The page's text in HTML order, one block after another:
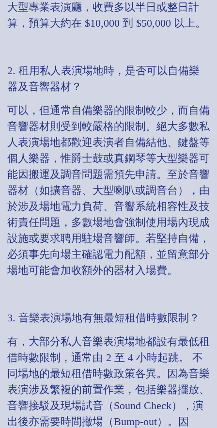
大型專業表演廳，收費多以半日或整日計
算，預算大約在 $10,000 到 $50,000 以上。
2. 租用私人表演場地時，是否可以自備樂
器及音響器材？
可以，但通常自備樂器的限制較少，而自備
音響器材則受到較嚴格的限制。絕大多數私
人表演場地都歡迎表演者自備結他、鍵盤等
個人樂器，惟爵士鼓或真鋼琴等大型樂器可
能因搬運及調音問題需預先申請。至於音響
器材（如擴音器、大型喇叭或調音台），由
於涉及場地電力負荷、音響系統相容性及技
術責任問題，多數場地會強制使用場內現成
設施或要求聘用駐場音響師。若堅持自備，
必須事先向場主確認電力配額，並留意部分
場地可能會加收額外的器材入場費。
3. 音樂表演場地有無最短租借時數限制？
有，大部分私人音樂表演場地都設有最低租
借時數限制，通常由 2 至 4 小時起跳。 不
同場地的最短租借時數政策各異。因為音樂
表演涉及繁複的前置作業，包括樂器擺放、
音響接駁及現場試音（Sound Check），演
出後亦需要時間撤場（Bump-out）。因